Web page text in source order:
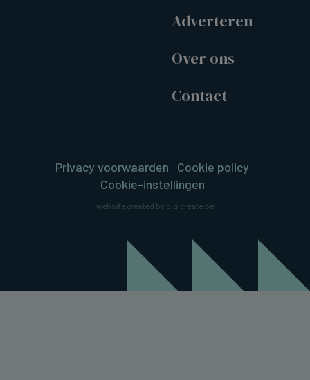
Adverteren
Over ons
Contact
Privacy voorwaarden
Cookie policy
Cookie-instellingen
website created by digicreate.be